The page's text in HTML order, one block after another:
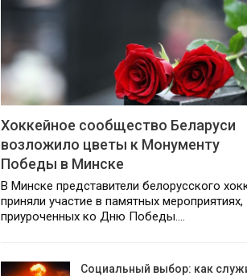
Хоккейное сообщество Беларуси
возложило цветы к Монументу
Победы в Минске
В Минске представители белорусского
приняли участие в памятных мероприятиях,
приуроченных ко Дню Победы.…
Социальный выбор: как